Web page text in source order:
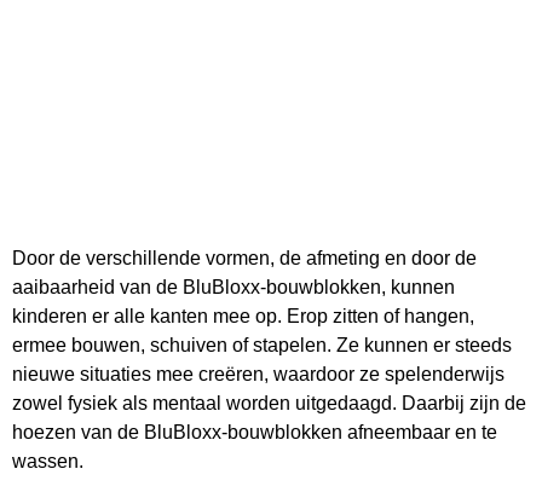
Door de verschillende vormen, de afmeting en door de
aaibaarheid van de BluBloxx-bouwblokken, kunnen
kinderen er alle kanten mee op. Erop zitten of hangen,
ermee bouwen, schuiven of stapelen. Ze kunnen er steeds
nieuwe situaties mee creëren, waardoor ze spelenderwijs
zowel fysiek als mentaal worden uitgedaagd. Daarbij zijn de
hoezen van de BluBloxx-bouwblokken afneembaar en te
wassen.